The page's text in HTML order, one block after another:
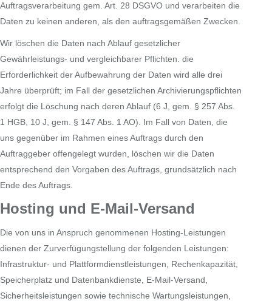
Auftragsverarbeitung gem. Art. 28 DSGVO und verarbeiten die
Daten zu keinen anderen, als den auftragsgemäßen Zwecken.
Wir löschen die Daten nach Ablauf gesetzlicher
Gewährleistungs- und vergleichbarer Pflichten. die
Erforderlichkeit der Aufbewahrung der Daten wird alle drei
Jahre überprüft; im Fall der gesetzlichen Archivierungspflichten
erfolgt die Löschung nach deren Ablauf (6 J, gem. § 257 Abs.
1 HGB, 10 J, gem. § 147 Abs. 1 AO). Im Fall von Daten, die
uns gegenüber im Rahmen eines Auftrags durch den
Auftraggeber offengelegt wurden, löschen wir die Daten
entsprechend den Vorgaben des Auftrags, grundsätzlich nach
Ende des Auftrags.
Hosting und E-Mail-Versand
Die von uns in Anspruch genommenen Hosting-Leistungen
dienen der Zurverfügungstellung der folgenden Leistungen:
Infrastruktur- und Plattformdienstleistungen, Rechenkapazität,
Speicherplatz und Datenbankdienste, E-Mail-Versand,
Sicherheitsleistungen sowie technische Wartungsleistungen,